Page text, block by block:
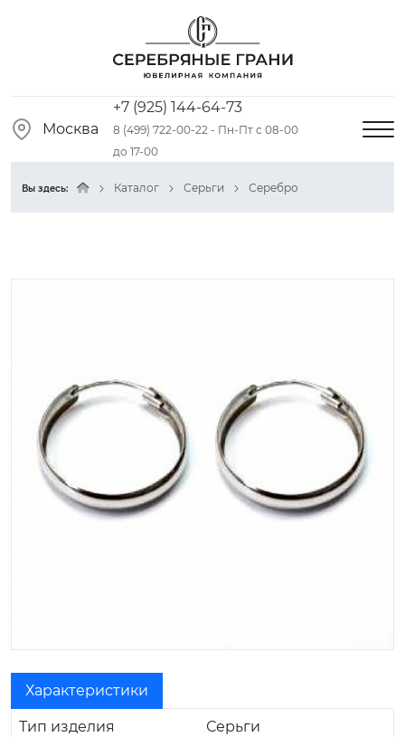
Москва
+7 (925) 144-64-73
8 (499) 722-00-22 - Пн-Пт с 08-00
до 17-00
Вы здесь: Каталог Серьги Серебро
Характеристики
Тип изделия Серьги